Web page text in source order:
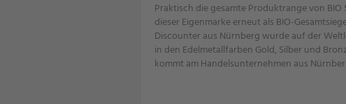
Praktisch die gesamte Produktrange von
dieser Eigenmarke erneut als BIO-
Discounter aus Nürnberg wurde auf der
in den Edelmetallfarben Gold, Silber und
kommt am Handelsunternehmen aus